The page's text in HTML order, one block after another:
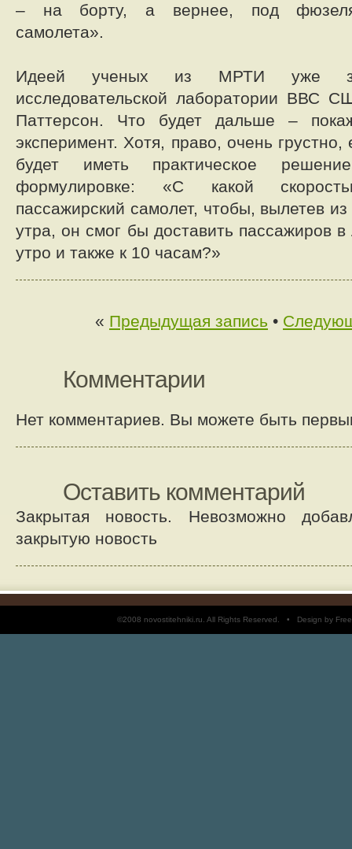
– на борту, а вернее, под
самолета».
Идеей ученых из МРТИ уже
исследовательской лаборатории ВВС
Паттерсон. Что будет дальше –
эксперимент. Хотя, право, очень
будет иметь практическое
формулировке: «С какой
пассажирский самолет, чтобы, вылетев
утра, он смог бы доставить пассажиров
утро и также к 10 часам?»
« Предыдущая запись •
Комментарии
Нет комментариев. Вы можете быть
Оставить комментарий
Закрытая новость. Невозможно
закрытую новость
©2008 novostitehniki.ru. All Rights Reserved. • Design by